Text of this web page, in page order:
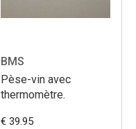
BMS
Pèse-vin avec
thermomètre.
€ 39.95